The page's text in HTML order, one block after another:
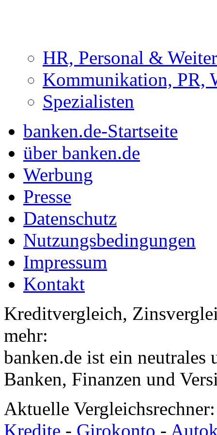
HR, Personal &
Kommunikation, PR,
Spezialisten
banken.de-Startseite
über banken.de
Werbung
Presse
Datenschutz
Nutzungsbedingungen
Impressum
Kontakt
Kreditvergleich,
mehr:
banken.de ist ein neutrales
Banken, Finanzen und
Aktuelle
Kredite - Girokonto -